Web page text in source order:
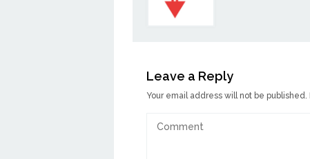
Leave a Reply
Your email address will not be published.